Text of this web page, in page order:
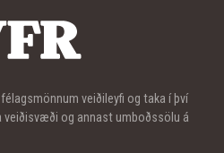
veiðileyfi og taka í því
veiðisvæði og annast umboðssölu á